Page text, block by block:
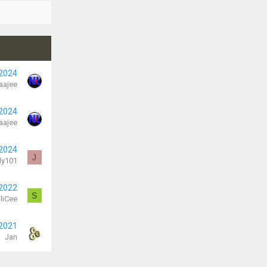
J
S
Jan